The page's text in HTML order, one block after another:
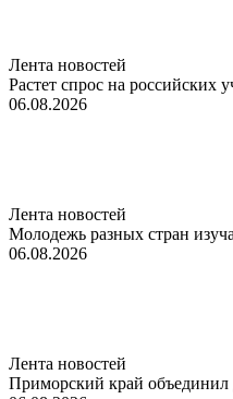
Лента новостей
Растет спрос на российских
06.08.2026
Лента новостей
Молодежь разных стран
06.08.2026
Лента новостей
Приморский край объединил